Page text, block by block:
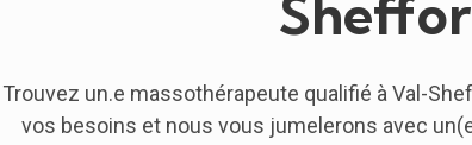
Trouvez un.e massothérapeute qualifié à Val-
vos besoins et nous vous jumelerons avec